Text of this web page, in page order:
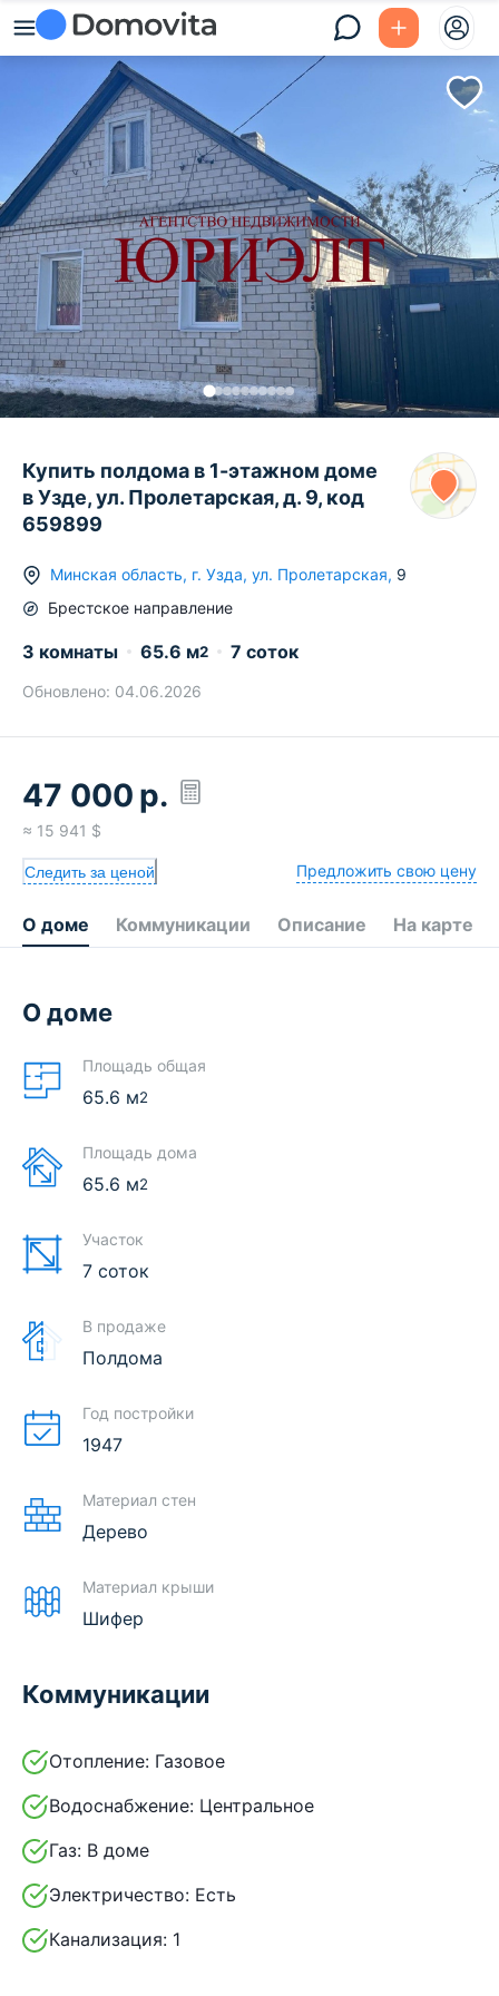
Купить полдома в 1-этажном доме
в Узде, ул. Пролетарская, д. 9, код
659899
Минская область, г. Узда, ул. Пролетарская, 9
Брестское направление
3 комнаты 65.6 м2 7 соток
Обновлено: 04.06.2026
47 000 р.
≈ 15 941 $
Следить за ценой Предложить свою цену
О доме Коммуникации Описание На карте
О доме
Площадь общая
65.6 м2
Площадь дома
65.6 м2
Участок
7 соток
В продаже
Полдома
Год постройки
1947
Материал стен
Дерево
Материал крыши
Шифер
Коммуникации
Отопление: Газовое
Водоснабжение: Центральное
Газ: В доме
Электричество: Есть
Канализация: 1